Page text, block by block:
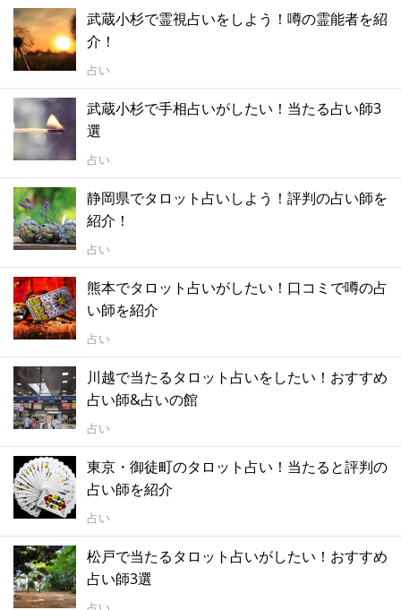
武蔵小杉で霊視占いをしよう！噂の霊能者を紹
介！
占い
武蔵小杉で手相占いがしたい！当たる占い師3
選
占い
静岡県でタロット占いしよう！評判の占い師を
紹介！
占い
熊本でタロット占いがしたい！口コミで噂の占
い師を紹介
占い
川越で当たるタロット占いをしたい！おすすめ
占い師&占いの館
占い
東京・御徒町のタロット占い！当たると評判の
占い師を紹介
占い
松戸で当たるタロット占いがしたい！おすすめ
占い師3選